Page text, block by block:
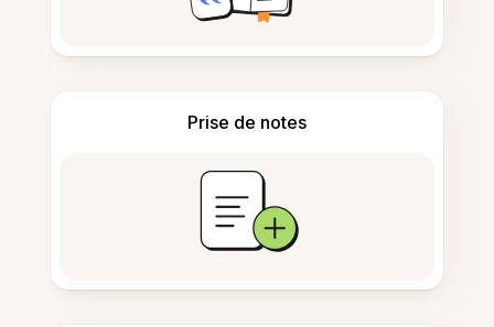
Prise de notes